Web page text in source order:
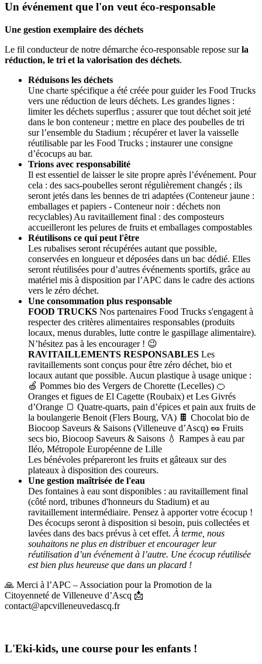
Un événement que l'on veut éco-responsable
Une gestion exemplaire des déchets
Le fil conducteur de notre démarche éco-responsable repose surla
réduction, le tri et la valorisation des déchets.
Réduisons les déchets
Une charte spécifique a été créée pour guider les Food Trucks
vers une réduction de leurs déchets. Les grandes lignes :
limiter les déchets superflus ; assurer que tout déchet soit jeté
dans le bon conteneur ; mettre en place des poubelles de tri
sur l’ensemble du Stadium ; récupérer et laver la vaisselle
réutilisable par les Food Trucks ; instaurer une consigne
d’écocups au bar.
Trions avec responsabilité
Il est essentiel de laisser le site propre après l’événement. Pour
cela : des sacs-poubelles seront régulièrement changés ; ils
seront jetés dans les bennes de tri adaptées (Conteneur jaune :
emballages et papiers - Conteneur noir : déchets non
recyclables) Au ravitaillement final : des composteurs
accueilleront les pelures de fruits et emballages compostables
Réutilisons ce qui peut l'être
Les rubalises seront récupérées autant que possible,
conservées en longueur et déposées dans un bac dédié. Elles
seront réutilisées pour d’autres événements sportifs, grâce au
matériel mis à disposition par l’APC dans le cadre des actions
vers le zéro déchet.
Une consommation plus responsable
FOOD TRUCKS Nos partenaires Food Trucks s'engagent à
respecter des critères alimentaires responsables (produits
locaux, menus durables, lutte contre le gaspillage alimentaire).
N’hésitez pas à les encourager ! 😉
RAVITAILLEMENTS RESPONSABLES Les
ravitaillements sont conçus pour être zéro déchet, bio et
locaux autant que possible. Aucun plastique à usage unique :
🍏 Pommes bio des Vergers de Chorette (Lecelles) 🍊
Oranges et figues de El Cagette (Roubaix) et Les Givrés
d’Orange 🍞 Quatre-quarts, pain d’épices et pain aux fruits de
la boulangerie Benoit (Flers Bourg, VA) 🍫 Chocolat bio de
Biocoop Saveurs & Saisons (Villeneuve d’Ascq) 🥜 Fruits
secs bio, Biocoop Saveurs & Saisons 💧 Rampes à eau par
Iléo, Métropole Européenne de Lille
Les bénévoles prépareront les fruits et gâteaux sur des
plateaux à disposition des coureurs.
Une gestion maîtrisée de l'eau
Des fontaines à eau sont disponibles : au ravitaillement final
(côté nord, tribunes d'honneurs du Stadium) et au
ravitaillement intermédiaire. Pensez à apporter votre écocup !
Des écocups seront à disposition si besoin, puis collectées et
lavées dans des bacs prévus à cet effet. À terme, nous
souhaitons ne plus en distribuer et encourager leur
réutilisation d’un événement à l’autre. Une écocup réutilisée
est bien plus heureuse que dans un placard !
🙏 Merci à l’APC – Association pour la Promotion de la
Citoyenneté de Villeneuve d’Ascq 📩
contact@apcvilleneuvedascq.fr
L'Eki-kids, une course pour les enfants !